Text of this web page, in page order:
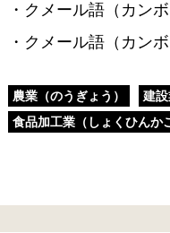
・クメール語（カン
・クメール語（カン
農業（のうぎょう） 建設
食品加工業（しょくひんか